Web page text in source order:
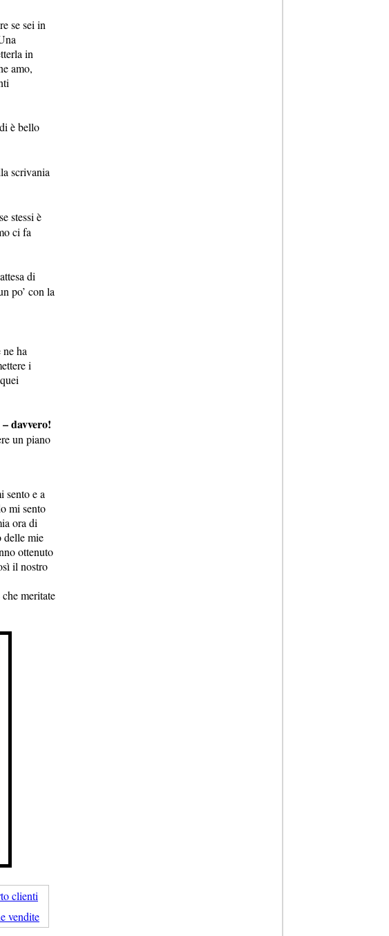
se sei in
in
amo,
è bello
scrivania
stessi è
ci fa
di
po’ con la
ha
i
davvero!
un piano
sento e a
mi sento
ora di
delle mie
ottenuto
il nostro
meritate
clienti
vendite